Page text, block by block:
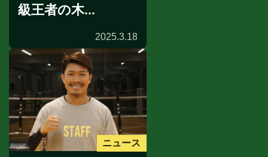
級王者の木...
2025.3.18
ニュース